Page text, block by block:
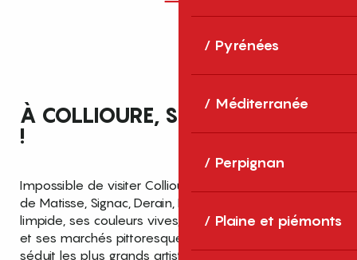
Pyrénées
Méditerranée
Perpignan
Plaine et piémonts
À COLLIOURE, SUIVEZ L’ARTISTE
!
Impossible de visiter Collioure sans entendre parler
de Matisse, Signac, Derain, Picasso… Avec son ciel
limpide, ses couleurs vives, son patrimoine historique
et ses marchés pittoresques, le petit port catalan a
séduit les plus grands artistes. Ainsi, leMusée d’Art